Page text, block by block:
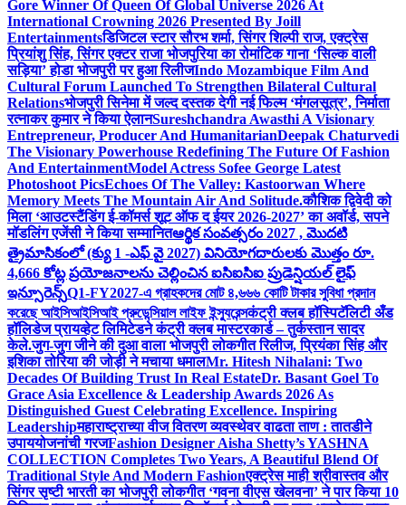
Gore Winner Of Queen Of Global Universe 2026 At
International Crowning 2026 Presented By Joill
Entertainmentsडिजिटल स्टार सौरभ शर्मा, सिंगर शिल्पी राज, एक्ट्रेस
प्रियांशु सिंह, सिंगर एक्टर राजा भोजपुरिया का रोमांटिक गाना ‘सिल्क वाली
सड़िया’ होडा भोजपुरी पर हुआ रिलीजIndo Mozambique Film And
Cultural Forum Launched To Strengthen Bilateral Cultural
Relationsभोजपुरी सिनेमा में जल्द दस्तक देगी नई फिल्म ‘मंगलसूत्र’, निर्माता
रत्नाकर कुमार ने किया ऐलानSureshchandra Awasthi A Visionary
Entrepreneur, Producer And HumanitarianDeepak Chaturvedi
The Visionary Powerhouse Redefining The Future Of Fashion
And EntertainmentModel Actress Sofee George Latest
Photoshoot PicsEchoes Of The Valley: Kastoorwan Where
Memory Meets The Mountain Air And Solitude.कौशिक द्विवेदी को
मिला ‘आउटस्टैंडिंग ई-कॉमर्स शूट ऑफ द ईयर 2026-2027’ का अवॉर्ड, सपने
मॉडलिंग एजेंसी ने किया सम्मानितఆర్థిక సంవత్సరం 2027 , మొదటి
త్రైమాసికంలో (క్యు 1 -ఎఫ్ వై 2027) వినియోగదారులకు మొత్తం రూ.
4,666 కోట్ల ప్రయోజనాలను చెల్లించిన ఐసిఐసిఐ ప్రుడెన్షియల్ లైఫ్
ఇన్సూరెన్స్Q1-FY2027-এ গ্রাহকদের মোট ৪,৬৬৬ কোটি টাকার সুবিধা প্রদান
করেছে আইসিআইসিআই প্রুডেন্সিয়াল লাইফ ইন্স্যুরেন্সकंट्री क्लब हॉस्पिटॅलिटी अँड
हॉलिडेज प्रायव्हेट लिमिटेडने कंट्री क्लब मास्टरकार्ड – तुर्कस्तान सादर
केले.जुग-जुग जीने की दुआ वाला भोजपुरी लोकगीत रिलीज, प्रियंका सिंह और
इशिका तोरिया की जोड़ी ने मचाया धमालMr. Hitesh Nihalani: Two
Decades Of Building Trust In Real EstateDr. Basant Goel To
Grace Asia Excellence & Leadership Awards 2026 As
Distinguished Guest Celebrating Excellence. Inspiring
Leadershipमहाराष्ट्राच्या वीज वितरण व्यवस्थेवर वाढता ताण : तातडीने
उपाययोजनांची गरजFashion Designer Aisha Shetty’s YASHNA
COLLECTION Completes Two Years, A Beautiful Blend Of
Traditional Style And Modern Fashionएक्ट्रेस माही श्रीवास्तव और
सिंगर सृष्टी भारती का भोजपुरी लोकगीत ‘गवना वीएस खेलवना’ ने पार किया 10